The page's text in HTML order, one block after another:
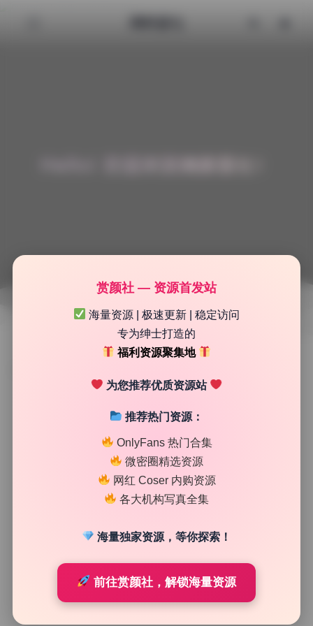
高清美图专区
熊吖BOBO 嫩模写真合集26套4.48G无水印原档打包下
赏颜社 — 资源首发站
海量资源 | 极速更新 | 稳定访问
专为绅士打造的
福利资源聚集地
为您推荐优质资源站
推荐热门资源：
OnlyFans 热门合集
微密圈精选资源
网红 Coser 内购资源
各大机构写真全集
海量独家资源，等你探索！
前往赏颜社，解锁海量资源